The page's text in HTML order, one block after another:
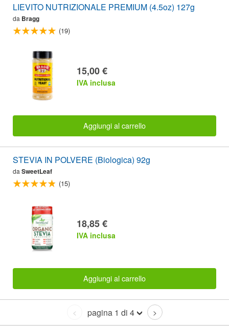
LIEVITO NUTRIZIONALE PREMIUM (4.5oz) 127g
da Bragg
(19)
15,00 €
IVA inclusa
Aggiungi al carrello
STEVIA IN POLVERE (Biologica) 92g
da SweetLeaf
(15)
18,85 €
IVA inclusa
Aggiungi al carrello
< pagina 1 di 4 >